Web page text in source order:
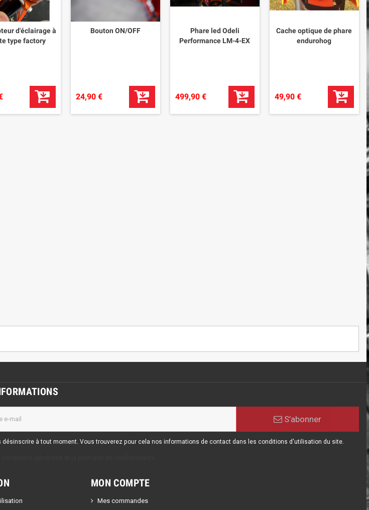
d'éclairage à
type factory
Bouton ON/OFF
24,90 €
Phare led Odeli
Performance LM-4-EX
499,90 €
Cache optique de phare
endurohog
49,90 €
S’abonner
désinscrire à tout moment. Vous trouverez pour cela nos informations de contact dans les conditions d'utilisation du site.
MON COMPTE
Mes commandes